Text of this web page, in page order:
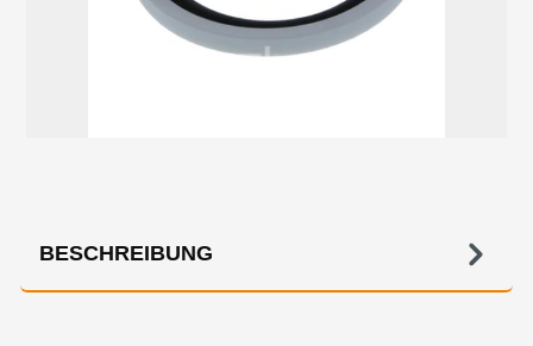
BESCHREIBUNG